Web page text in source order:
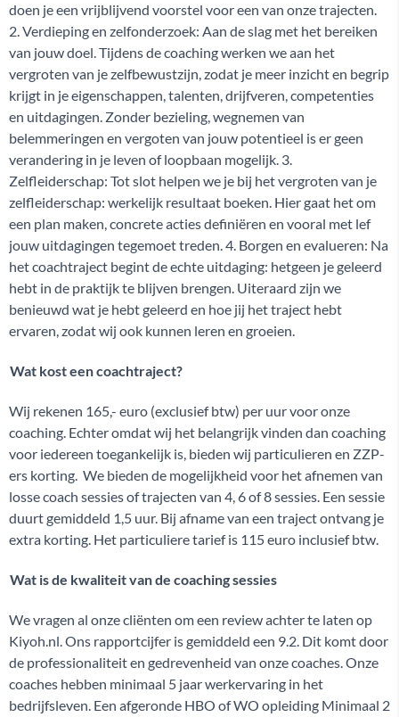
doen je een vrijblijvend voorstel voor een van onze trajecten.
2. Verdieping en zelfonderzoek: Aan de slag met het bereiken
van jouw doel. Tijdens de coaching werken we aan het
vergroten van je zelfbewustzijn, zodat je meer inzicht en begrip
krijgt in je eigenschappen, talenten, drijfveren, competenties
en uitdagingen. Zonder bezieling, wegnemen van
belemmeringen en vergoten van jouw potentieel is er geen
verandering in je leven of loopbaan mogelijk. 3.
Zelfleiderschap: Tot slot helpen we je bij het vergroten van je
zelfleiderschap: werkelijk resultaat boeken. Hier gaat het om
een plan maken, concrete acties definiëren en vooral met lef
jouw uitdagingen tegemoet treden. 4. Borgen en evalueren: Na
het coachtraject begint de echte uitdaging: hetgeen je geleerd
hebt in de praktijk te blijven brengen. Uiteraard zijn we
benieuwd wat je hebt geleerd en hoe jij het traject hebt
ervaren, zodat wij ook kunnen leren en groeien.
Wat kost een coachtraject?
Wij rekenen 165,- euro (exclusief btw) per uur voor onze
coaching. Echter omdat wij het belangrijk vinden dan coaching
voor iedereen toegankelijk is, bieden wij particulieren en ZZP-
ers korting. We bieden de mogelijkheid voor het afnemen van
losse coach sessies of trajecten van 4, 6 of 8 sessies. Een sessie
duurt gemiddeld 1,5 uur. Bij afname van een traject ontvang je
extra korting. Het particuliere tarief is 115 euro inclusief btw.
Wat is de kwaliteit van de coaching sessies
We vragen al onze cliënten om een review achter te laten op
Kiyoh.nl. Ons rapportcijfer is gemiddeld een 9.2. Dit komt door
de professionaliteit en gedrevenheid van onze coaches. Onze
coaches hebben minimaal 5 jaar werkervaring in het
bedrijfsleven. Een afgeronde HBO of WO opleiding Minimaal 2